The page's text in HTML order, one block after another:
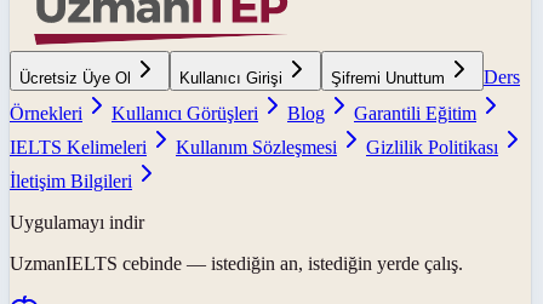
Ücretsiz Üye Ol Kullanıcı Girişi Şifremi Unuttum
Ders
Örnekleri
Kullanıcı Görüşleri Blog
Garantili Eğitim
IELTS Kelimeleri
Kullanım Sözleşmesi
Gizlilik Politikası
İletişim Bilgileri
Uygulamayı indir
UzmanIELTS cebinde — istediğin an, istediğin yerde çalış.